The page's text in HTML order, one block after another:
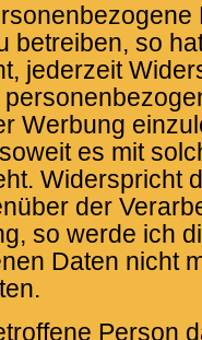
betreiben, so
jederzeit
Werbung
es mit
Widerspricht
der
so werde ich
Daten nicht
Person